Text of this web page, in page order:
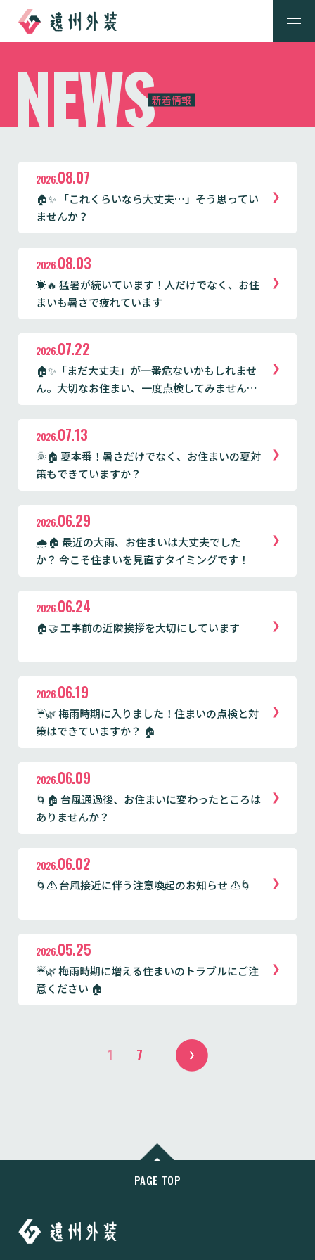
NEWS新着情報
2026.08.07
🏠✨ 「これくらいなら大丈夫…」そう思ってい
ませんか？
2026.08.03
☀️🔥 猛暑が続いています！人だけでなく、お住
まいも暑さで疲れています
2026.07.22
🏠✨「まだ大丈夫」が一番危ないかもしれませ
ん。大切なお住まい、一度点検してみません
2026.07.13
🌞🏠 夏本番！暑さだけでなく、お住まいの夏対
策もできていますか？
2026.06.29
🌧️🏠 最近の大雨、お住まいは大丈夫でした
か？ 今こそ住まいを見直すタイミングです！
2026.06.24
🏠🤝 工事前の近隣挨拶を大切にしています
2026.06.19
☔🌿 梅雨時期に入りました！住まいの点検と対
策はできていますか？ 🏠
2026.06.09
🌀🏠 台風通過後、お住まいに変わったところは
ありませんか？
2026.06.02
🌀⚠ 台風接近に伴う注意喚起のお知らせ ⚠🌀
2026.05.25
☔🌿 梅雨時期に増える住まいのトラブルにご注
意ください 🏠
1 7
PAGE TOP